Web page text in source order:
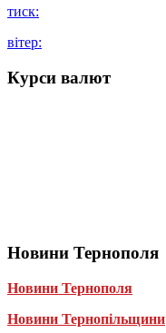
тиск:
вітер:
Курси валют
Новини Тернополя
Новини Тернополя
Новини Тернопільщини